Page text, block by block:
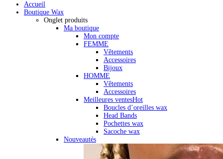
Accueil
Boutique Wax
Onglet produits
Ma boutique
Mon compte
FEMME
Vêtements
Accessoires
Bijoux
HOMME
Vêtements
Accessoires
Meilleures ventesHot
Boucles d’oreilles wax
Head Bands
Pochettes wax
Sacoche wax
Nouveautés